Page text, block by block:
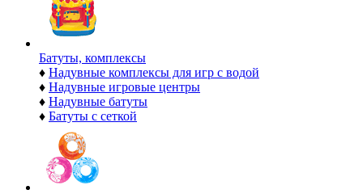
Батуты, комплексы
♦ Надувные комплексы для игр с водой
♦ Надувные игровые центры
♦ Надувные батуты
♦ Батуты с сеткой